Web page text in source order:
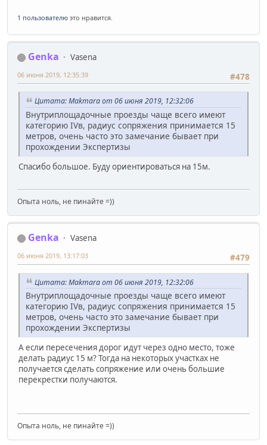
1 пользователю это нравится.
Genka
Vasena
#478
06 июня 2019, 12:35:39
Цитата: Makmara от 06 июня 2019, 12:32:06
Внутриплощадочные проезды чаще всего имеют
категорию IVв, радиус сопряжения принимается 15
метров, очень часто это замечание бывает при
прохождении Экспертизы
Спасибо большое. Буду ориентироваться на 15м.
Опыта ноль, не пинайте =))
Genka
Vasena
#479
06 июня 2019, 13:17:03
Цитата: Makmara от 06 июня 2019, 12:32:06
Внутриплощадочные проезды чаще всего имеют
категорию IVв, радиус сопряжения принимается 15
метров, очень часто это замечание бывает при
прохождении Экспертизы
А если пересечения дорог идут через одно место, тоже
делать радиус 15 м? Тогда на некоторых участках не
получается сделать сопряжение или очень большие
перекрестки получаются.
Опыта ноль, не пинайте =))